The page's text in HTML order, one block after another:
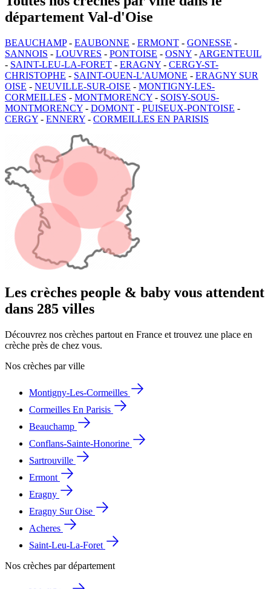
département Val-d'Oise
BEAUCHAMP- EAUBONNE - ERMONT - GONESSE -
SANNOIS - LOUVRES - PONTOISE - OSNY - ARGENTEUIL
- SAINT-LEU-LA-FORET - ERAGNY - CERGY-ST-
CHRISTOPHE - SAINT-OUEN-L'AUMONE - ERAGNY SUR
OISE - NEUVILLE-SUR-OISE - MONTIGNY-LES-
CORMEILLES - MONTMORENCY - SOISY-SOUS-
MONTMORENCY - DOMONT - PUISEUX-PONTOISE -
CERGY - ENNERY - CORMEILLES EN PARISIS
Les crèches people & baby vous attendent
dans 285 villes
Découvrez nos crèches partout en France et trouvez une place en
crèche près de chez vous.
Nos crèches par ville
Montigny-Les-Cormeilles
Cormeilles En Parisis
Beauchamp
Conflans-Sainte-Honorine
Sartrouville
Ermont
Eragny
Eragny Sur Oise
Acheres
Saint-Leu-La-Foret
Nos crèches par département